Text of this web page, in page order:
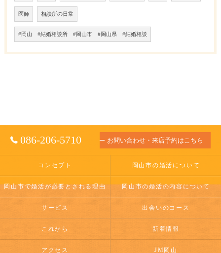
医師 相談所の日常
#岡山 #結婚相談所 #岡山市 #岡山県 #結婚相談
086-206-5710 お問い合わせ・来店予約はこちら
コンセプト 岡山市の婚活について
岡山市で婚活が必要とされる理由 岡山市の婚活の内容について
サービス 出会いのコース
これから 新着情報
アクセス JM岡山